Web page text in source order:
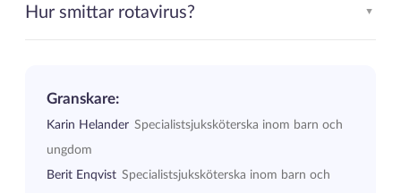
Hur smittar rotavirus? ▲
Granskare:
Karin Helander Specialistsjuksköterska inom barn och
ungdom
Berit Enqvist Specialistsjuksköterska inom barn och